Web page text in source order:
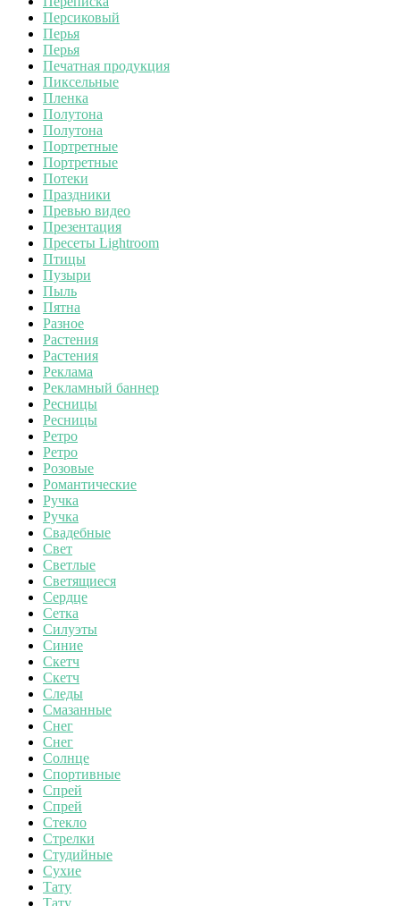
Персиковый
Перья
Перья
Печатная продукция
Пиксельные
Пленка
Полутона
Полутона
Портретные
Портретные
Потеки
Праздники
Превью видео
Презентация
Пресеты Lightroom
Птицы
Пузыри
Пыль
Пятна
Разное
Растения
Растения
Реклама
Рекламный баннер
Ресницы
Ресницы
Ретро
Ретро
Розовые
Романтические
Ручка
Ручка
Свадебные
Свет
Светлые
Светящиеся
Сердце
Сетка
Силуэты
Синие
Скетч
Скетч
Следы
Смазанные
Снег
Снег
Солнце
Спортивные
Спрей
Спрей
Стекло
Стрелки
Студийные
Сухие
Тату
Тату